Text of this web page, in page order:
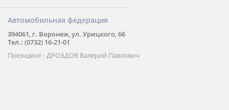
Автомобильная федерация
394061, г. Воронеж, ул. Урицкого, 66
Тел.: (0732) 16-21-01
Президент - ДРОЗДОВ Валерий Павлович